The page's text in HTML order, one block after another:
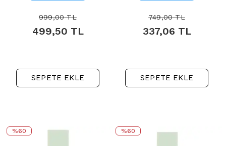
999,00TL
499,50 TL
SEPETE EKLE
749,00TL
337,06 TL
SEPETE EKLE
%60 %60